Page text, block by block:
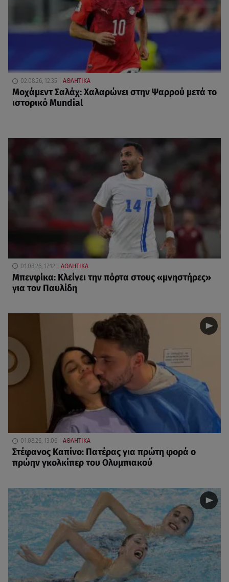
02.08.26, 12:35 ΑΘΛΗΤΙΚΑ
Μοχάμεντ Σαλάχ: Χαλαρώνει στην Ψαρρού μετά το
ιστορικό Mundial
01.08.26, 17:12 ΑΘΛΗΤΙΚΑ
Μπενφίκα: Κλείνει την πόρτα στους «μνηστήρες»
για τον Παυλίδη
01.08.26, 13:06 ΑΘΛΗΤΙΚΑ
Στέφανος Καπίνο: Πατέρας για πρώτη φορά ο
πρώην γκολκίπερ του Ολυμπιακού